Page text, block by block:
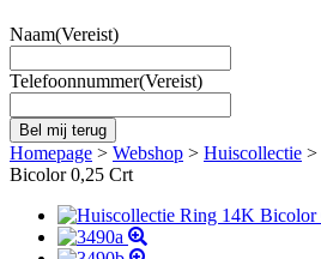
Naam(Vereist)
Telefoonnummer(Vereist)
Homepage > Webshop > Huiscollectie >
Bicolor 0,25 Crt